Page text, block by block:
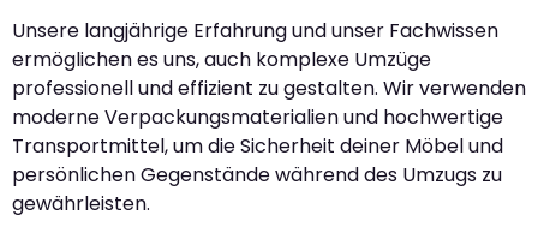
Unsere langjährige Erfahrung und unser Fachwissen
ermöglichen es uns, auch komplexe Umzüge
professionell und effizient zu gestalten. Wir verwenden
moderne Verpackungsmaterialien und hochwertige
Transportmittel, um die Sicherheit deiner Möbel und
persönlichen Gegenstände während des Umzugs zu
gewährleisten.